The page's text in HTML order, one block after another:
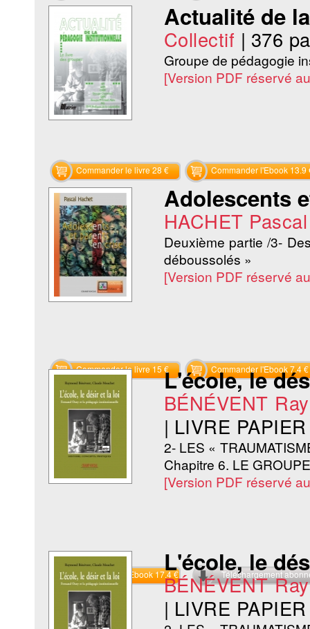
Actualité de
Collectif | 376
Groupe de pédagogie
[Version PDF réservé
Commander le livre 28 € Commander l'Ebook 13.9
Adolescents
HACHET Pascal
Deuxième partie /3-
déboussolés »
[Version PDF réservé
Commander le livre 15 € Commander l'Ebook 7.4 €
L'école, le
BÉNÉVENT
| LIVRE
2- LES «
Chapitre 6. LE
[Version PDF réservé
Commander l'Ebook 17.4 € Téléchargement
L'école, le
BÉNÉVENT
| LIVRE